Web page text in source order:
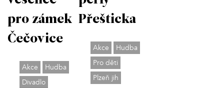
pro zámek
Čečovice
Akce
Hudba
Divadlo
Přešticka
Akce
Hudba
Pro děti
Plzeň jih